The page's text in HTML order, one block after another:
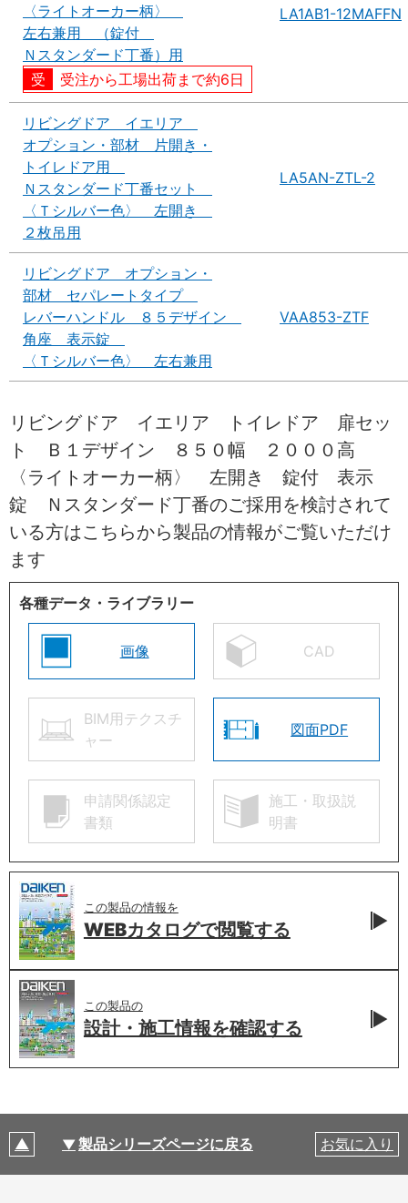
〈ライトオーカー柄〉
左右兼用 （錠付
Ｎスタンダード丁番）用
受注から工場出荷まで約6日
LA1AB1-12MAFFN
リビングドア イエリア
オプション・部材 片開き・
トイレドア用
Ｎスタンダード丁番セット
〈Ｔシルバー色〉 左開き
２枚吊用
LA5AN-ZTL-2
リビングドア オプション・
部材 セパレートタイプ
レバーハンドル ８５デザイン
角座 表示錠
〈Ｔシルバー色〉 左右兼用
VAA853-ZTF
リビングドア イエリア トイレドア 扉セッ
ト Ｂ１デザイン ８５０幅 ２０００高
〈ライトオーカー柄〉 左開き 錠付 表示
錠 Ｎスタンダード丁番のご採用を検討されて
いる方はこちらから製品の情報がご覧いただけ
ます
各種データ・ライブラリー
画像 CAD
BIM用テクスチ
ャー
図面PDF
申請関係認定
書類
施工・取扱説
明書
この製品の情報を
WEBカタログで閲覧する
この製品の
設計・施工情報を確認する
製品シリーズページに戻る お気に入り